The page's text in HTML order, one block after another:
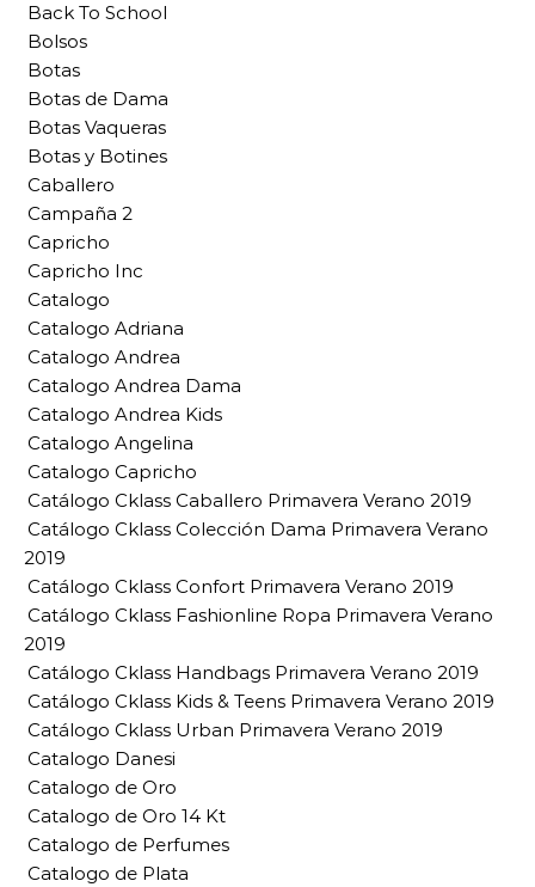
Back To School
Bolsos
Botas
Botas de Dama
Botas Vaqueras
Botas y Botines
Caballero
Campaña 2
Capricho
Capricho Inc
Catalogo
Catalogo Adriana
Catalogo Andrea
Catalogo Andrea Dama
Catalogo Andrea Kids
Catalogo Angelina
Catalogo Capricho
Catálogo Cklass Caballero Primavera Verano 2019
Catálogo Cklass Colección Dama Primavera Verano
2019
Catálogo Cklass Confort Primavera Verano 2019
Catálogo Cklass Fashionline Ropa Primavera Verano
2019
Catálogo Cklass Handbags Primavera Verano 2019
Catálogo Cklass Kids & Teens Primavera Verano 2019
Catálogo Cklass Urban Primavera Verano 2019
Catalogo Danesi
Catalogo de Oro
Catalogo de Oro 14 Kt
Catalogo de Perfumes
Catalogo de Plata